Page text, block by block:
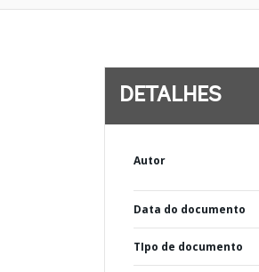
DETALHES
Autor
Data do documento
TIpo de documento